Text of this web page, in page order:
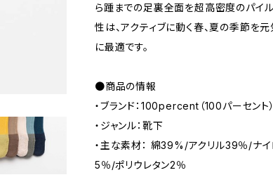
ら踵までの足裏全面を超高密度のパイ
性は、アクティブに動く春、夏の季節を
に最適です。
●商品の情報
・ブランド：100percent（100パーセント
・ジャンル：靴下
・主な素材： 綿39%/アクリル39％/ナ
5％/ポリウレタン2％